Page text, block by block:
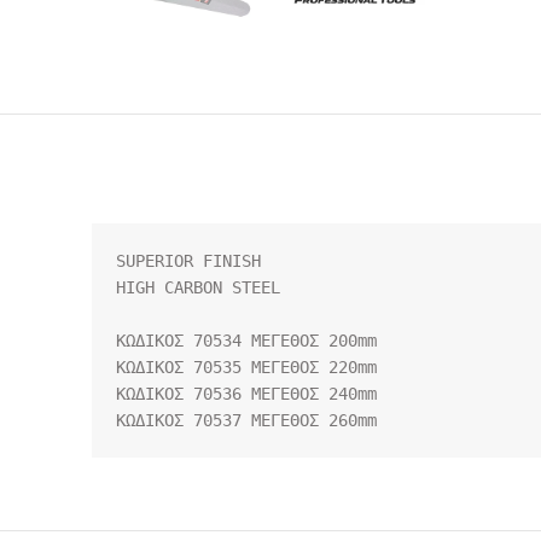
SUPERIOR FINISH
HIGH CARBON STEEL
ΚΩΔΙΚΟΣ 70534 ΜΕΓΕΘΟΣ 200mm
ΚΩΔΙΚΟΣ 70535 ΜΕΓΕΘΟΣ 220mm
ΚΩΔΙΚΟΣ 70536 ΜΕΓΕΘΟΣ 240mm
ΚΩΔΙΚΟΣ 70537 ΜΕΓΕΘΟΣ 260mm